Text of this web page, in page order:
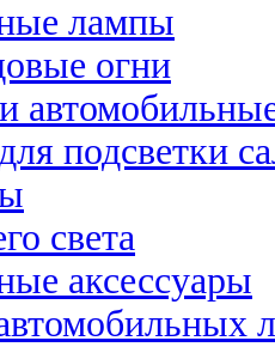
лампы
огни
подсветки
света
аксессуары